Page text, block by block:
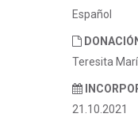
Español
Teresita
21.10.2021